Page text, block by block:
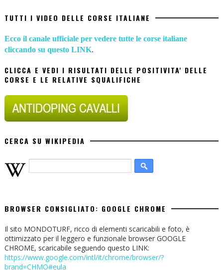
TUTTI I VIDEO DELLE CORSE ITALIANE
Ecco il canale ufficiale per vedere tutte le corse italiane
cliccando su questo LINK.
CLICCA E VEDI I RISULTATI DELLE POSITIVITA' DELLE
CORSE E LE RELATIVE SQUALIFICHE
CERCA SU WIKIPEDIA
BROWSER CONSIGLIATO: GOOGLE CHROME
Il sito MONDOTURF, ricco di elementi scaricabili e foto, è
ottimizzato per il leggero e funzionale browser GOOGLE
CHROME, scaricabile seguendo questo LINK:
https://www.google.com/intl/it/chrome/browser/?
brand=CHMO#eula